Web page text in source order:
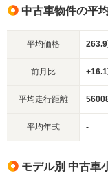
中古車物件の平
平均価格 263.9
前月比 +16.1
平均走行距離
平均年式 -
モデル別 中古車